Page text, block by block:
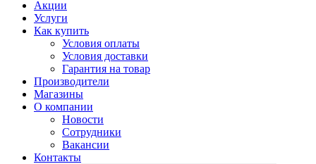
Акции
Услуги
Как купить
Условия оплаты
Условия доставки
Гарантия на товар
Производители
Магазины
О компании
Новости
Сотрудники
Вакансии
Контакты